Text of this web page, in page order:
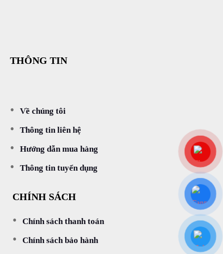
THÔNG TIN
Về chúng tôi
Thông tin liên hệ
Hướng dẫn mua hàng
Thông tin tuyển dụng
CHÍNH SÁCH
Chính sách thanh toán
Chính sách bảo hành